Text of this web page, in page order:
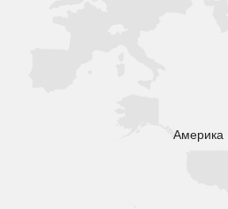
Америка